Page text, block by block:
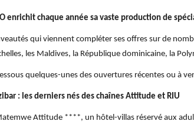
enrichit chaque année sa vaste production de
qui viennent compléter ses offres sur de
les Maldives, la République dominicaine, la
quelques-unes des ouvertures récentes ou à
: les derniers nés des chaînes Attitude et RIU
Attitude ****, un hôtel-villas réservé aux